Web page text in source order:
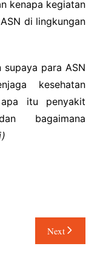
kenapa kegiatan
di lingkungan
supaya para ASN
kesehatan
itu penyakit
bagaimana
Next